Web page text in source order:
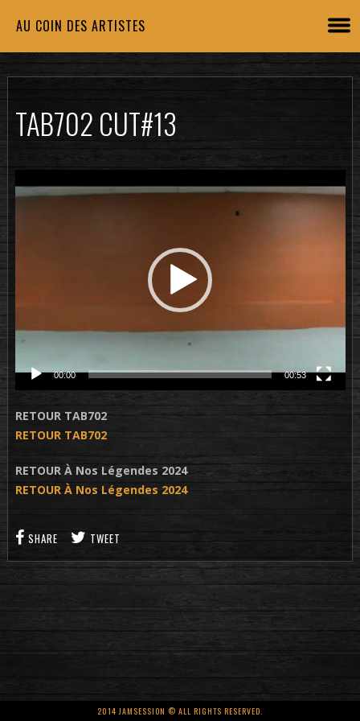
AU COIN DES ARTISTES
TAB702 CUT#13
vidéo
00:00 00:53
RETOUR TAB702
RETOUR TAB702
RETOUR À Nos Légendes 2024
RETOUR À Nos Légendes 2024
SHARE TWEET
2014 JAMSESSION © ALL RIGHTS RESERVED.